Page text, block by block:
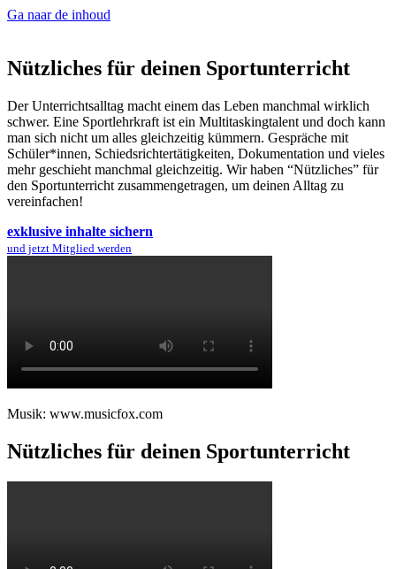
Ga naar de inhoud
Nützliches für deinen Sportunterricht
Der Unterrichtsalltag macht einem das Leben manchmal wirklich
schwer. Eine Sportlehrkraft ist ein Multitaskingtalent und doch kann
man sich nicht um alles gleichzeitig kümmern. Gespräche mit
Schüler*innen, Schiedsrichtertätigkeiten, Dokumentation und vieles
mehr geschieht manchmal gleichzeitig. Wir haben “Nützliches” für
den Sportunterricht zusammengetragen, um deinen Alltag zu
vereinfachen!
exklusive inhalte sichern
und jetzt Mitglied werden
Musik: www.musicfox.com
Nützliches für deinen Sportunterricht